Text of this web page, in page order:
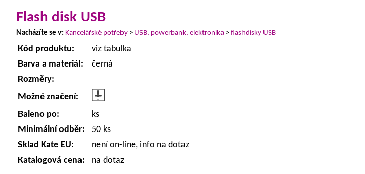
Flash disk USB
Nacházíte se v: Kancelářské potřeby > USB, powerbank, elektronika > flashdisky USB
Kód produktu:
viz tabulka
Barva a materiál:
černá
Rozměry:
Možné značení:
Baleno po:
ks
Minimální odběr:
50 ks
Sklad Kate EU:
není on-line, info na dotaz
Katalogová cena:
na dotaz